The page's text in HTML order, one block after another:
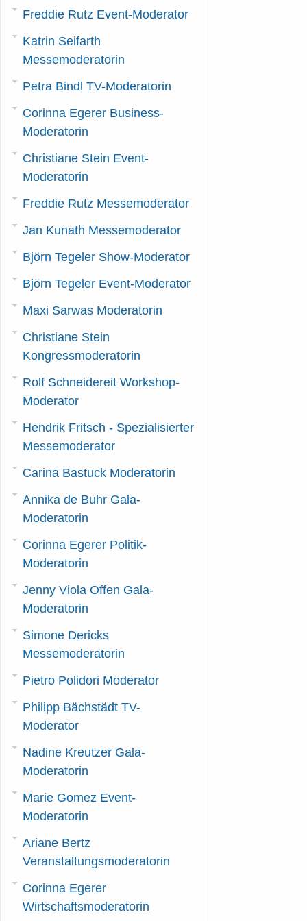
Weitere Informationen...
Weitere Informationen...
Freddie Rutz Event-Moderator
Katrin Seifarth
Messemoderatorin
Petra Bindl TV-Moderatorin
Corinna Egerer Business-
Moderatorin
Christiane Stein Event-
Moderatorin
Freddie Rutz Messemoderator
Jan Kunath Messemoderator
Björn Tegeler Show-Moderator
Björn Tegeler Event-Moderator
Maxi Sarwas Moderatorin
Christiane Stein
Kongressmoderatorin
Rolf Schneidereit Workshop-
Moderator
Hendrik Fritsch - Spezialisierter
Messemoderator
Carina Bastuck Moderatorin
Annika de Buhr Gala-
Moderatorin
Corinna Egerer Politik-
Moderatorin
Jenny Viola Offen Gala-
Moderatorin
Simone Dericks
Messemoderatorin
Pietro Polidori Moderator
Philipp Bächstädt TV-
Moderator
Nadine Kreutzer Gala-
Moderatorin
Marie Gomez Event-
Moderatorin
Ariane Bertz
Veranstaltungsmoderatorin
Corinna Egerer
Wirtschaftsmoderatorin